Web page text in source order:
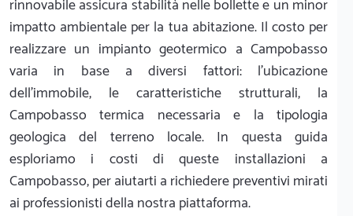
rinnovabile assicura stabilità nelle bollette e un minor
impatto ambientale per la tua abitazione. Il costo per
realizzare un impianto geotermico a Campobasso
varia in base a diversi fattori: l'ubicazione
dell'immobile, le caratteristiche strutturali, la
Campobasso termica necessaria e la tipologia
geologica del terreno locale. In questa guida
esploriamo i costi di queste installazioni a
Campobasso, per aiutarti a richiedere preventivi mirati
ai professionisti della nostra piattaforma.